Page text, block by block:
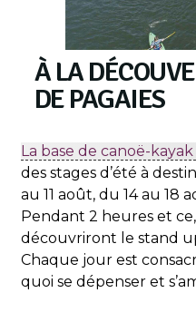
À LA
DE PAGAIES
La base de canoë-
des stages d’été à
au 11 août, du 14 au 18
Pendant 2 heures et
découvriront le stand
Chaque jour est
quoi se dépenser et